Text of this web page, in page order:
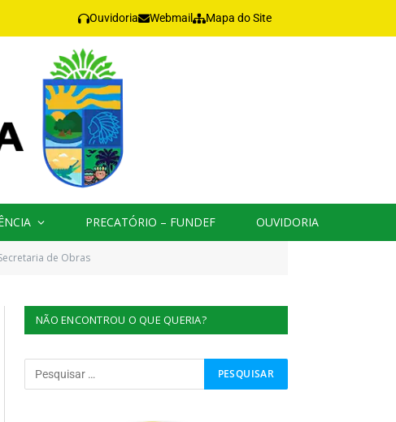
Ouvidoria Webmail Mapa do Site
PRECATÓRIO – FUNDEF OUVIDORIA
de Obras
NÃO ENCONTROU O QUE QUERIA?